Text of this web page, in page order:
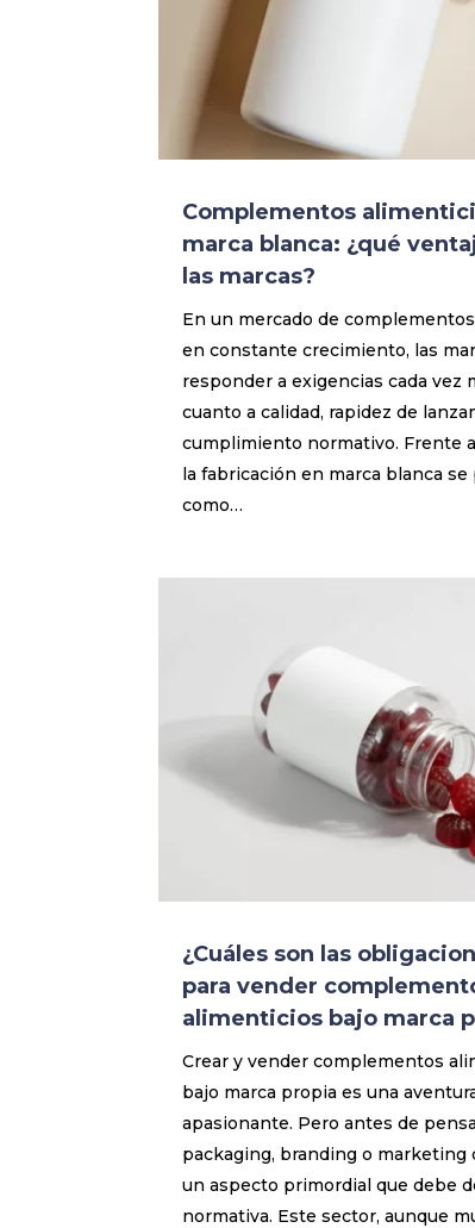
Complementos
marca blanca: ¿qué
las marcas?
En un mercado de
en constante crecimiento, las
responder a exigencias cada vez
cuanto a calidad, rapidez de
cumplimiento normativo. Frente
la fabricación en marca blanca se
como…
¿Cuáles son las
para vender
alimenticios bajo marca
Crear y vender complementos
bajo marca propia es una
apasionante. Pero antes de
packaging, branding o marketing
un aspecto primordial que debe
normativa. Este sector, aunque